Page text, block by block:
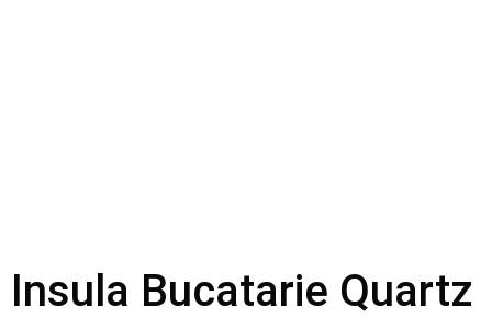
Insula Bucatarie Quartz